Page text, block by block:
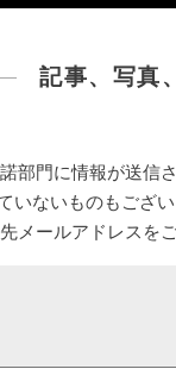
記事、写真
部門に情報が送信
いないものもござ
メールアドレスを